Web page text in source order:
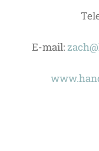
E-mail: